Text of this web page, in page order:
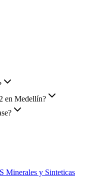
en Medellín?
y Sinteticas